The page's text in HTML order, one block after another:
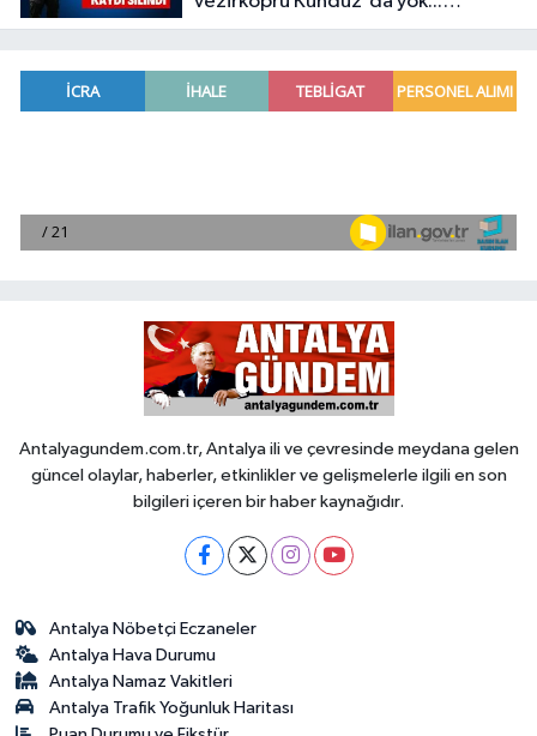
Antalyalı başpehlivanın ismi
Antalyagundem.com.tr, Antalya ili ve çevresinde meydana gelen
güncel olaylar, haberler, etkinlikler ve gelişmelerle ilgili en son
bilgileri içeren bir haber kaynağıdır.
Antalya Nöbetçi Eczaneler
Antalya Hava Durumu
Antalya Namaz Vakitleri
Antalya Trafik Yoğunluk Haritası